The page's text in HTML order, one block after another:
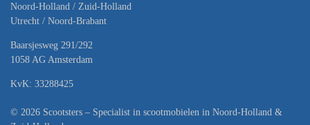
Noord-Holland / Zuid-Holland
Utrecht / Noord-Brabant
Baarsjesweg 291/292
1058 AG Amsterdam
KvK: 33288425
© 2026 Scootsters – Specialist in scootmobielen in Noord-Holland &